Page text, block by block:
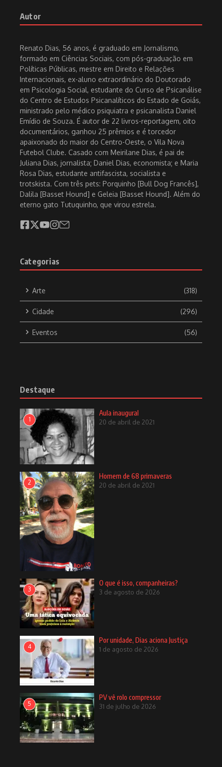
Autor
Renato Dias, 56 anos, é graduado em Jornalismo,
formado em Ciências Sociais, com pós-graduação em
Políticas Públicas, mestre em Direito e Relações
Internacionais, ex-aluno extraordinário do Doutorado
em Psicologia Social, estudante do Curso de Psicanálise
do Centro de Estudos Psicanalíticos do Estado de Goiás,
ministrado pelo médico psiquiatra e psicanalista Daniel
Emídio de Souza. É autor de 22 livros-reportagem, oito
documentários, ganhou 25 prêmios e é torcedor
apaixonado do maior do Centro-Oeste, o Vila Nova
Futebol Clube. Casado com Meirilane Dias, é pai de
Juliana Dias, jornalista; Daniel Dias, economista; e Maria
Rosa Dias, estudante antifascista, socialista e
trotskista. Com três pets: Porquinho [Bull Dog Francês],
Dalila [Basset Hound] e Geleia [Basset Hound]. Além do
eterno gato Tutuquinho, que virou estrela.
Categorias
Arte (318)
Cidade (296)
Eventos (56)
Destaque
1
Aula inaugural
20 de abril de 2021
2
Homem de 68 primaveras
20 de abril de 2021
3
O que é isso, companheiras?
3 de agosto de 2026
4
Por unidade, Dias aciona Justiça
1 de agosto de 2026
5
PV vê rolo compressor
31 de julho de 2026